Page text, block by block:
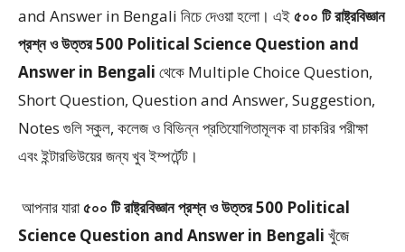
and Answer in Bengali নিচে দেওয়া হলো। এই৫০০ টি রাষ্ট্রবিজ্ঞান
প্রশ্ন ও উত্তর 500 Political Science Question and
Answer in Bengali থেকে Multiple Choice Question,
Short Question, Question and Answer, Suggestion,
Notes গুলি স্কুল, কলেজ ও বিভিন্ন প্রতিযোগিতামূলক বা চাকরির পরীক্ষা
এবং ইন্টারভিউয়ের জন্য খুব ইম্পর্টেন্ট।
আপনার যারা৫০০ টি রাষ্ট্রবিজ্ঞান প্রশ্ন ও উত্তর 500 Political
Science Question and Answer in Bengali খুঁজে